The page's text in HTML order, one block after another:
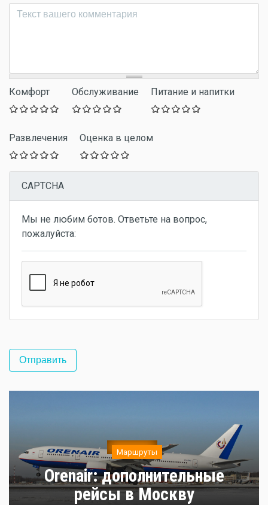
Комментарий*
Комфорт Обслуживание Питание и напитки
Развлечения Оценка в целом
CAPTCHA
Мы не любим ботов. Ответьте на вопрос,
пожалуйста:
Маршруты
Orenair: дополнительные
рейсы в Москву